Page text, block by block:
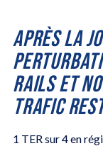
APRÈS LA
RAILS ET
TRAFIC
1 TER sur 4 en